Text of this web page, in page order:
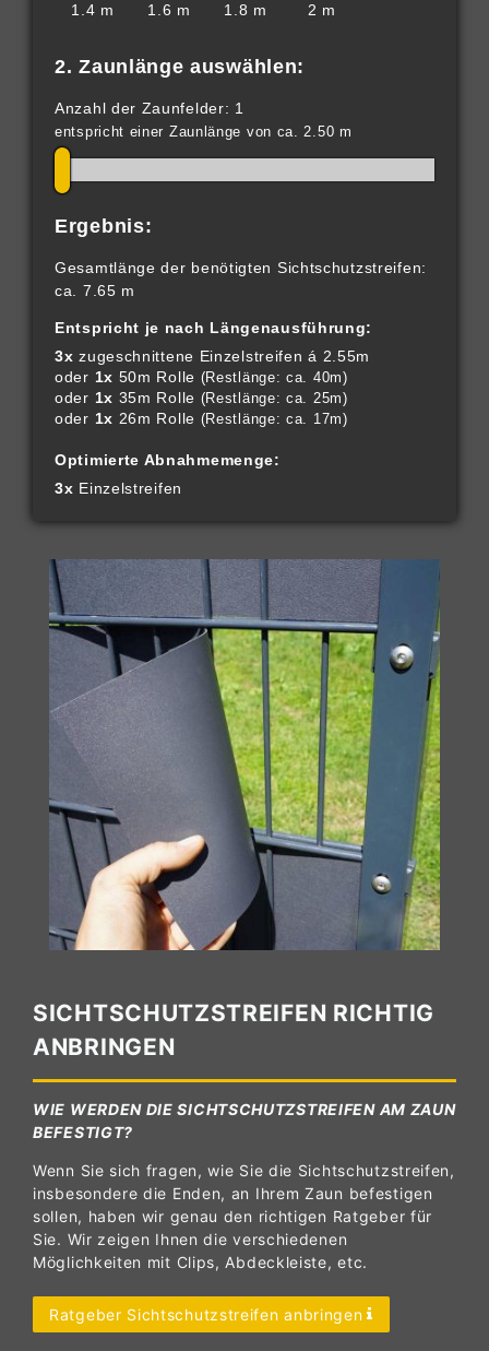
1.4 m 1.6 m 1.8 m 2 m
2. Zaunlänge auswählen:
Anzahl der Zaunfelder: 1
entspricht einer Zaunlänge von ca. 2.50 m
Ergebnis:
Gesamtlänge der benötigten Sichtschutzstreifen:
ca. 7.65 m
Entspricht je nach Längenausführung:
3x zugeschnittene Einzelstreifen á 2.55m
oder 1x 50m Rolle (Restlänge: ca. 40m)
oder 1x 35m Rolle (Restlänge: ca. 25m)
oder 1x 26m Rolle (Restlänge: ca. 17m)
Optimierte Abnahmemenge:
3x Einzelstreifen
SICHTSCHUTZSTREIFEN RICHTIG
ANBRINGEN
WIE WERDEN DIE SICHTSCHUTZSTREIFEN AM ZAUN
BEFESTIGT?
Wenn Sie sich fragen, wie Sie die Sichtschutzstreifen,
insbesondere die Enden, an Ihrem Zaun befestigen
sollen, haben wir genau den richtigen Ratgeber für
Sie. Wir zeigen Ihnen die verschiedenen
Möglichkeiten mit Clips, Abdeckleiste, etc.
Ratgeber Sichtschutzstreifen anbringen